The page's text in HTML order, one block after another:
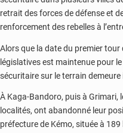
retrait des forces de défense et
renforcement des rebelles à
Alors que la date du premier
législatives est maintenue pour
sécuritaire sur le terrain
À Kaga-Bandoro, puis à Grimari,
localités, ont abandonné leur
préfecture de Kémo, située à